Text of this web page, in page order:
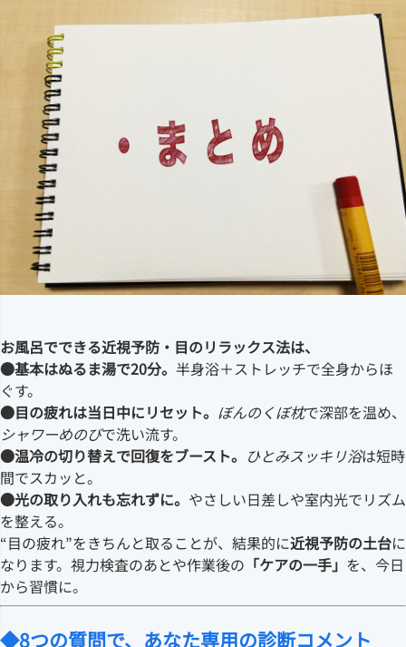
お風呂でできる近視予防・目のリラックス法は、
●基本はぬるま湯で20分。 半身浴＋ストレッチで全身からほ
ぐす。
●目の疲れは当日中にリセット。 ぼんのくぼ枕で深部を温め、
シャワーめのびで洗い流す。
●温冷の切り替えで回復をブースト。 ひとみスッキリ浴は短時
間でスカッと。
●光の取り入れも忘れずに。 やさしい日差しや室内光でリズム
を整える。
“目の疲れ”をきちんと取ることが、結果的に近視予防の土台に
なります。視力検査のあとや作業後の 「ケアの一手」 を、今日
から習慣に。
◆8つの質問で、あなた専用の診断コメント